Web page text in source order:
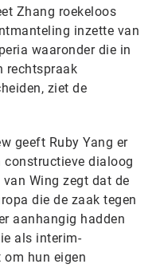
Zhang roekeloos
inzette van
waaronder die in
rechtspraak
ziet de
geeft Ruby Yang er
dialoog
Wing zegt dat de
die de zaak tegen
aanhangig hadden
als interim-
hun eigen